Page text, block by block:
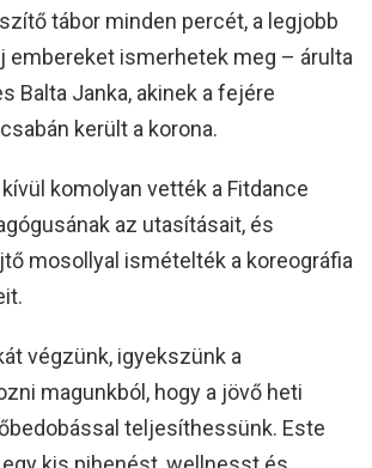
tábor minden percét, a legjobb
embereket ismerhetek meg – árulta
Balta Janka, akinek a fejére
került a korona.
komolyan vették a Fitdance
az utasításait, és
mosollyal ismételték a koreográfia
végzünk, igyekszünk a
magunkból, hogy a jövő heti
teljesíthessünk. Este